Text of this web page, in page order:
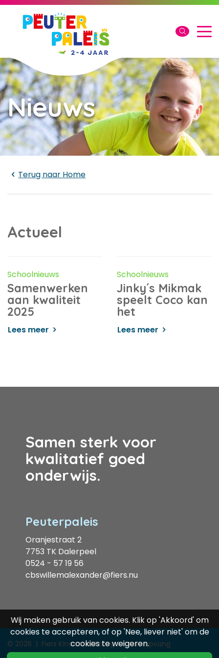
Wij maken gebruik van cookies. Klik op 'Akkoord' om
cookies te accepteren, of op 'Nee, liever niet' om de
cookies te weigeren.
Nieuws
Terug naar Home
Actueel
Schoolnieuws
Samenwerken
aan kwaliteit
2025
Lees meer
Schoolnieuws
Jinky´s Mikmak
speelt Coco kan
het
Lees meer
Samen sterk voor
kwalitatief goed
onderwijs.
Peuterpaleis
Oranjestraat 2
7753 TK Dalerpeel
0524 - 57 19 56
cbswillemalexander@fiers.nu
© 2026 | Fiers Kindontwikkeling & Kinderopvang